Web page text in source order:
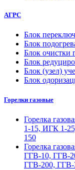
АГРС
Блок
Блок
Блок очистки
Блок
Блок (узел)
Блок
Горелки газовые
Горелка
1-15, ИГК 1-
150
Горелка
ГГВ-10, ГГВ-
ГГВ-200,